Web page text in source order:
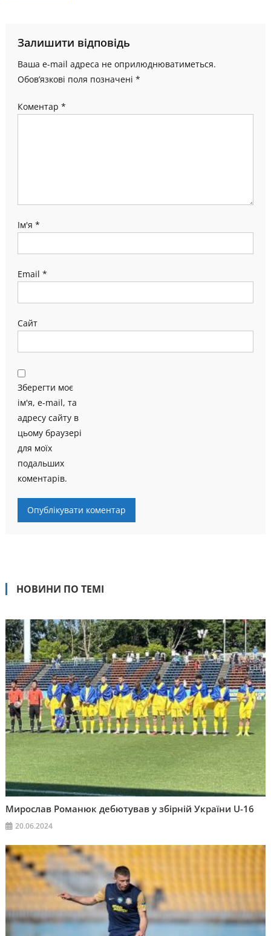
Залишити відповідь
Ваша e-mail адреса не оприлюднюватиметься.
Обов’язкові поля позначені *
Коментар *
Ім'я *
Email *
Сайт
Зберегти моє
ім'я, e-mail, та
адресу сайту в
цьому браузері
для моїх
подальших
коментарів.
НОВИНИ ПО ТЕМІ
Мирослав Романюк дебютував у збірній України U-16
20.06.2024